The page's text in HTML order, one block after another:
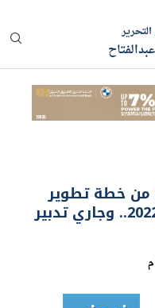
من خطة تطوير
قطاع الغزل والنسيج أواخر 2022.. وجاري تدبير